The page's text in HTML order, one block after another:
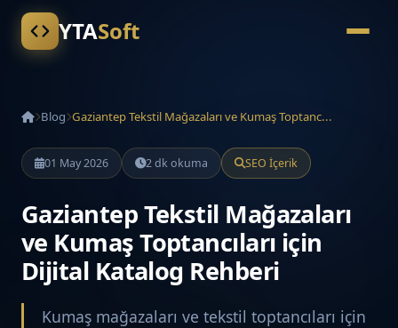
YTASoft
Blog Gaziantep Tekstil Mağazaları ve Kumaş Toptanc...
01 May 2026 2 dk okuma SEO İçerik
Gaziantep Tekstil Mağazaları
ve Kumaş Toptancıları için
Dijital Katalog Rehberi
Kumaş mağazaları ve tekstil toptancıları için